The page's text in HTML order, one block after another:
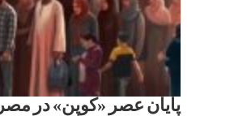
پایان عصر «کوپن» در مصر